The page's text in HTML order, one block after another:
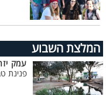
המלצת השבוע
עמק
פנינת